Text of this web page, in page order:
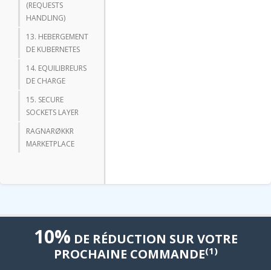
(REQUESTS
HANDLING)
13. HEBERGEMENT
DE KUBERNETES
14. EQUILIBREURS
DE CHARGE
15. SECURE
SOCKETS LAYER
RAGNARØKKR
MARKETPLACE
10% DE RÉDUCTION SUR VOTRE
PROCHAINE COMMANDE(1)